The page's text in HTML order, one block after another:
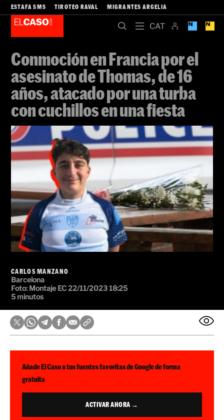
ESTAFA SMS TIROTEO RAVAL MIGRANTES ARGELIA
Conmoción en Francia por el
asesinato de Thomas, de 16
años, atacado por una turba
con cuchillos en una fiesta
CARLOS MANZANO
Barcelona
Foto: Montaje EC22/11/2023 18:25
5 minutos
Añade El Caso a tus fuentes favoritas de Google de forma
gratuita
ACTIVAR AHORA →